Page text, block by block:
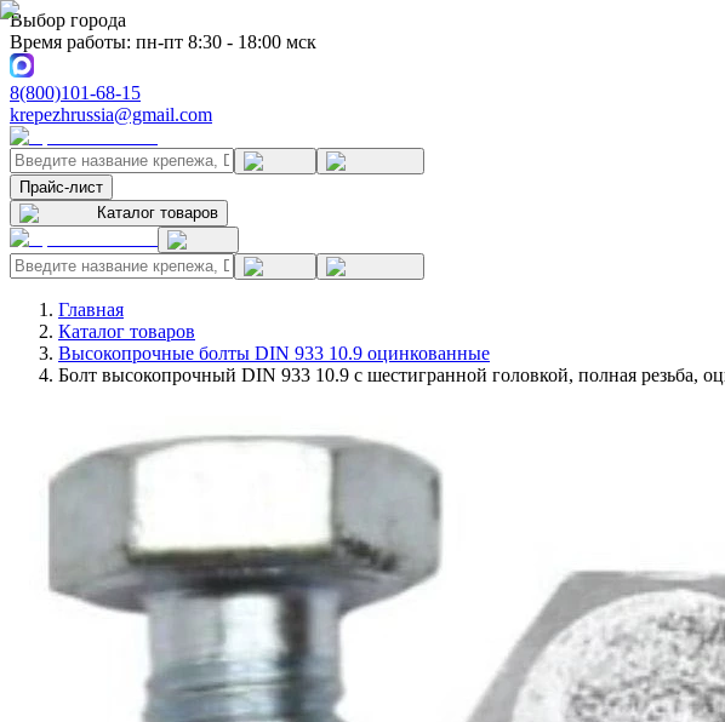
Выбор города
Время работы: пн-пт 8:30 - 18:00 мск
8(800)101-68-15
krepezhrussia@gmail.com
Прайс-лист
Каталог товаров
Главная
Каталог товаров
Высокопрочные болты DIN 933 10.9 оцинкованные
Болт высокопрочный DIN 933 10.9 с шестигранной головкой, полная резьба,